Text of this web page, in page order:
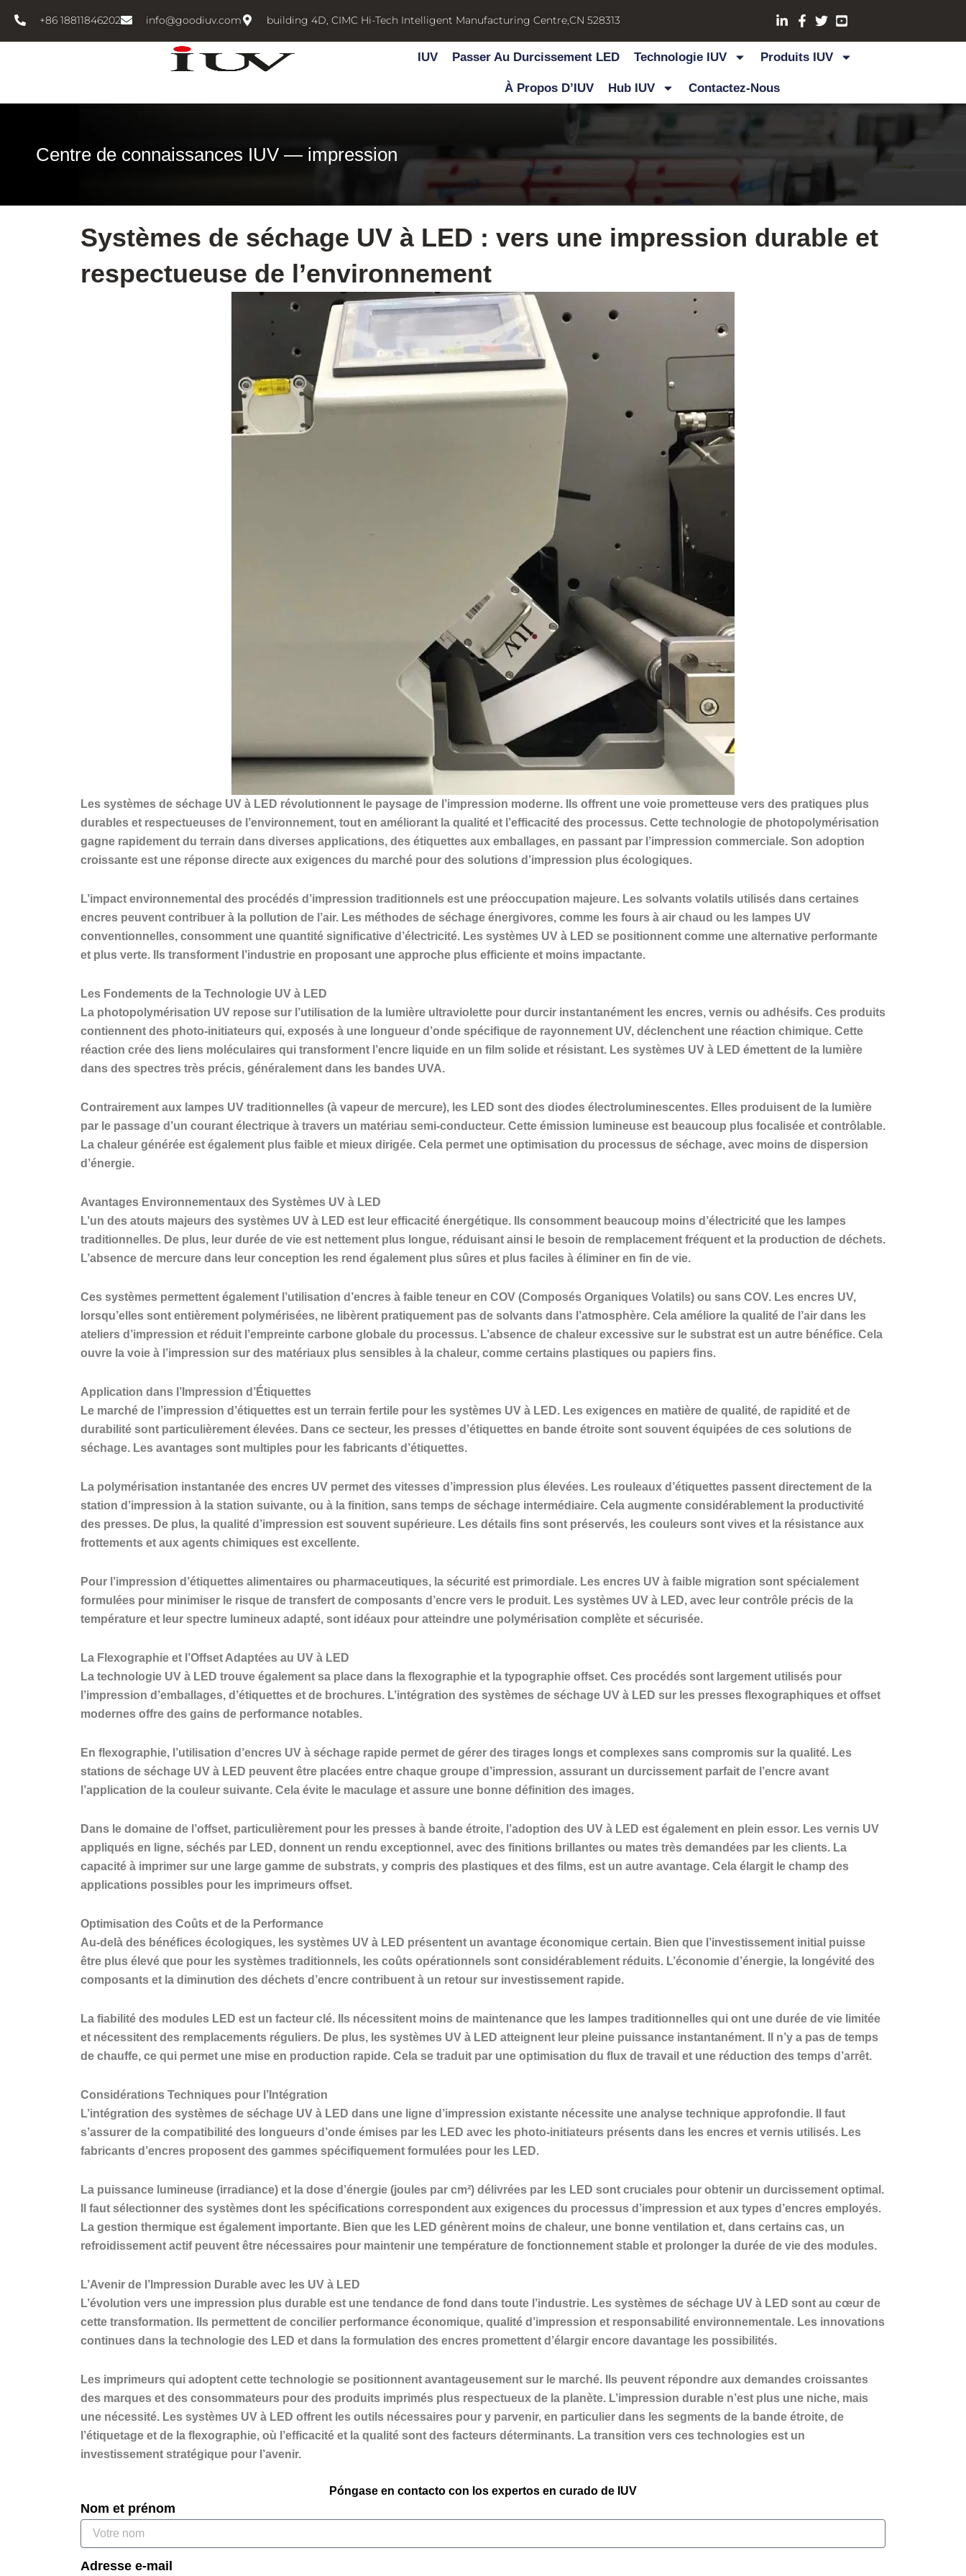
内
+86 18811846202 info@goodiuv.com building 4D, CIMC Hi-Tech Intelligent Manufacturing Centre,CN 528313
IUV Passer Au Durcissement LED Technologie IUV Produits IUV
À Propos D’IUV Hub IUV Contactez-Nous
Centre de connaissances IUV — impression
Systèmes de séchage UV à LED : vers une impression durable et
respectueuse de l’environnement
Les systèmes de séchage UV à LED révolutionnent le paysage de l’impression moderne. Ils offrent une voie prometteuse vers des pratiques plus
durables et respectueuses de l’environnement, tout en améliorant la qualité et l’efficacité des processus. Cette technologie de photopolymérisation
gagne rapidement du terrain dans diverses applications, des étiquettes aux emballages, en passant par l’impression commerciale. Son adoption
croissante est une réponse directe aux exigences du marché pour des solutions d’impression plus écologiques.
L’impact environnemental des procédés d’impression traditionnels est une préoccupation majeure. Les solvants volatils utilisés dans certaines
encres peuvent contribuer à la pollution de l’air. Les méthodes de séchage énergivores, comme les fours à air chaud ou les lampes UV
conventionnelles, consomment une quantité significative d’électricité. Les systèmes UV à LED se positionnent comme une alternative performante
et plus verte. Ils transforment l’industrie en proposant une approche plus efficiente et moins impactante.
Les Fondements de la Technologie UV à LED
La photopolymérisation UV repose sur l’utilisation de la lumière ultraviolette pour durcir instantanément les encres, vernis ou adhésifs. Ces produits
contiennent des photo-initiateurs qui, exposés à une longueur d’onde spécifique de rayonnement UV, déclenchent une réaction chimique. Cette
réaction crée des liens moléculaires qui transforment l’encre liquide en un film solide et résistant. Les systèmes UV à LED émettent de la lumière
dans des spectres très précis, généralement dans les bandes UVA.
Contrairement aux lampes UV traditionnelles (à vapeur de mercure), les LED sont des diodes électroluminescentes. Elles produisent de la lumière
par le passage d’un courant électrique à travers un matériau semi-conducteur. Cette émission lumineuse est beaucoup plus focalisée et contrôlable.
La chaleur générée est également plus faible et mieux dirigée. Cela permet une optimisation du processus de séchage, avec moins de dispersion
d’énergie.
Avantages Environnementaux des Systèmes UV à LED
L’un des atouts majeurs des systèmes UV à LED est leur efficacité énergétique. Ils consomment beaucoup moins d’électricité que les lampes
traditionnelles. De plus, leur durée de vie est nettement plus longue, réduisant ainsi le besoin de remplacement fréquent et la production de déchets.
L’absence de mercure dans leur conception les rend également plus sûres et plus faciles à éliminer en fin de vie.
Ces systèmes permettent également l’utilisation d’encres à faible teneur en COV (Composés Organiques Volatils) ou sans COV. Les encres UV,
lorsqu’elles sont entièrement polymérisées, ne libèrent pratiquement pas de solvants dans l’atmosphère. Cela améliore la qualité de l’air dans les
ateliers d’impression et réduit l’empreinte carbone globale du processus. L’absence de chaleur excessive sur le substrat est un autre bénéfice. Cela
ouvre la voie à l’impression sur des matériaux plus sensibles à la chaleur, comme certains plastiques ou papiers fins.
Application dans l’Impression d’Étiquettes
Le marché de l’impression d’étiquettes est un terrain fertile pour les systèmes UV à LED. Les exigences en matière de qualité, de rapidité et de
durabilité sont particulièrement élevées. Dans ce secteur, les presses d’étiquettes en bande étroite sont souvent équipées de ces solutions de
séchage. Les avantages sont multiples pour les fabricants d’étiquettes.
La polymérisation instantanée des encres UV permet des vitesses d’impression plus élevées. Les rouleaux d’étiquettes passent directement de la
station d’impression à la station suivante, ou à la finition, sans temps de séchage intermédiaire. Cela augmente considérablement la productivité
des presses. De plus, la qualité d’impression est souvent supérieure. Les détails fins sont préservés, les couleurs sont vives et la résistance aux
frottements et aux agents chimiques est excellente.
Pour l’impression d’étiquettes alimentaires ou pharmaceutiques, la sécurité est primordiale. Les encres UV à faible migration sont spécialement
formulées pour minimiser le risque de transfert de composants d’encre vers le produit. Les systèmes UV à LED, avec leur contrôle précis de la
température et leur spectre lumineux adapté, sont idéaux pour atteindre une polymérisation complète et sécurisée.
La Flexographie et l’Offset Adaptées au UV à LED
La technologie UV à LED trouve également sa place dans la flexographie et la typographie offset. Ces procédés sont largement utilisés pour
l’impression d’emballages, d’étiquettes et de brochures. L’intégration des systèmes de séchage UV à LED sur les presses flexographiques et offset
modernes offre des gains de performance notables.
En flexographie, l’utilisation d’encres UV à séchage rapide permet de gérer des tirages longs et complexes sans compromis sur la qualité. Les
stations de séchage UV à LED peuvent être placées entre chaque groupe d’impression, assurant un durcissement parfait de l’encre avant
l’application de la couleur suivante. Cela évite le maculage et assure une bonne définition des images.
Dans le domaine de l’offset, particulièrement pour les presses à bande étroite, l’adoption des UV à LED est également en plein essor. Les vernis UV
appliqués en ligne, séchés par LED, donnent un rendu exceptionnel, avec des finitions brillantes ou mates très demandées par les clients. La
capacité à imprimer sur une large gamme de substrats, y compris des plastiques et des films, est un autre avantage. Cela élargit le champ des
applications possibles pour les imprimeurs offset.
Optimisation des Coûts et de la Performance
Au-delà des bénéfices écologiques, les systèmes UV à LED présentent un avantage économique certain. Bien que l’investissement initial puisse
être plus élevé que pour les systèmes traditionnels, les coûts opérationnels sont considérablement réduits. L’économie d’énergie, la longévité des
composants et la diminution des déchets d’encre contribuent à un retour sur investissement rapide.
La fiabilité des modules LED est un facteur clé. Ils nécessitent moins de maintenance que les lampes traditionnelles qui ont une durée de vie limitée
et nécessitent des remplacements réguliers. De plus, les systèmes UV à LED atteignent leur pleine puissance instantanément. Il n’y a pas de temps
de chauffe, ce qui permet une mise en production rapide. Cela se traduit par une optimisation du flux de travail et une réduction des temps d’arrêt.
Considérations Techniques pour l’Intégration
L’intégration des systèmes de séchage UV à LED dans une ligne d’impression existante nécessite une analyse technique approfondie. Il faut
s’assurer de la compatibilité des longueurs d’onde émises par les LED avec les photo-initiateurs présents dans les encres et vernis utilisés. Les
fabricants d’encres proposent des gammes spécifiquement formulées pour les LED.
La puissance lumineuse (irradiance) et la dose d’énergie (joules par cm²) délivrées par les LED sont cruciales pour obtenir un durcissement optimal.
Il faut sélectionner des systèmes dont les spécifications correspondent aux exigences du processus d’impression et aux types d’encres employés.
La gestion thermique est également importante. Bien que les LED génèrent moins de chaleur, une bonne ventilation et, dans certains cas, un
refroidissement actif peuvent être nécessaires pour maintenir une température de fonctionnement stable et prolonger la durée de vie des modules.
L’Avenir de l’Impression Durable avec les UV à LED
L’évolution vers une impression plus durable est une tendance de fond dans toute l’industrie. Les systèmes de séchage UV à LED sont au cœur de
cette transformation. Ils permettent de concilier performance économique, qualité d’impression et responsabilité environnementale. Les innovations
continues dans la technologie des LED et dans la formulation des encres promettent d’élargir encore davantage les possibilités.
Les imprimeurs qui adoptent cette technologie se positionnent avantageusement sur le marché. Ils peuvent répondre aux demandes croissantes
des marques et des consommateurs pour des produits imprimés plus respectueux de la planète. L’impression durable n’est plus une niche, mais
une nécessité. Les systèmes UV à LED offrent les outils nécessaires pour y parvenir, en particulier dans les segments de la bande étroite, de
l’étiquetage et de la flexographie, où l’efficacité et la qualité sont des facteurs déterminants. La transition vers ces technologies est un
investissement stratégique pour l’avenir.
Póngase en contacto con los expertos en curado de IUV
Nom et prénom
Adresse e-mail